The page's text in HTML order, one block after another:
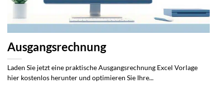
Ausgangsrechnung
Laden Sie jetzt eine praktische Ausgangsrechnung Excel Vorlage
hier kostenlos herunter und optimieren Sie Ihre...